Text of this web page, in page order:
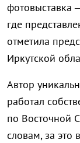
фотовыставка
где
отметила
Иркутской
Автор
работал
по Восточной
словам, за это